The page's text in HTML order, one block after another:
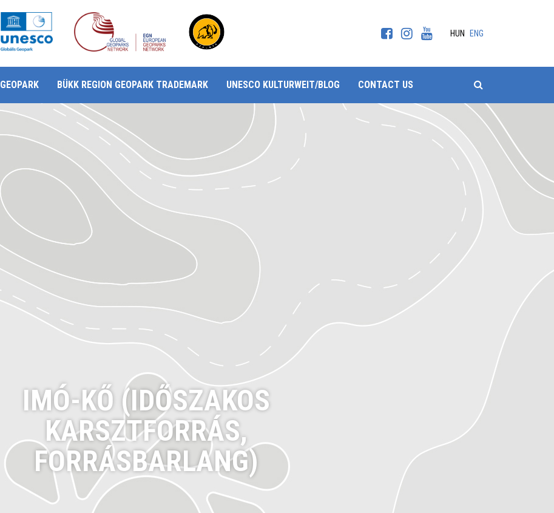
HUN ENG
GEOPARK BÜKK REGION GEOPARK TRADEMARK UNESCO KULTURWEIT/BLOG CONTACT US
IMÓ-KŐ (IDŐSZAKOS
KARSZTFORRÁS,
FORRÁSBARLANG)